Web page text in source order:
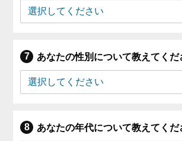
あなたの性別について教えてくだ
あなたの年代について教えてくだ